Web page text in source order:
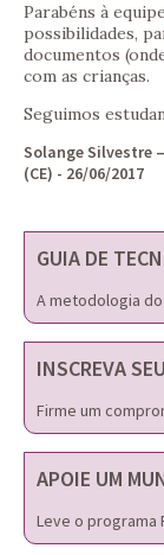
Parabéns à
possibilidades,
documentos
com as crianças.
Seguimos
Solange Silvestre
(CE) - 26/06/2017
GUIA DE
A metodologia
INSCREVA
Firme um
APOIE UM
Leve o programa